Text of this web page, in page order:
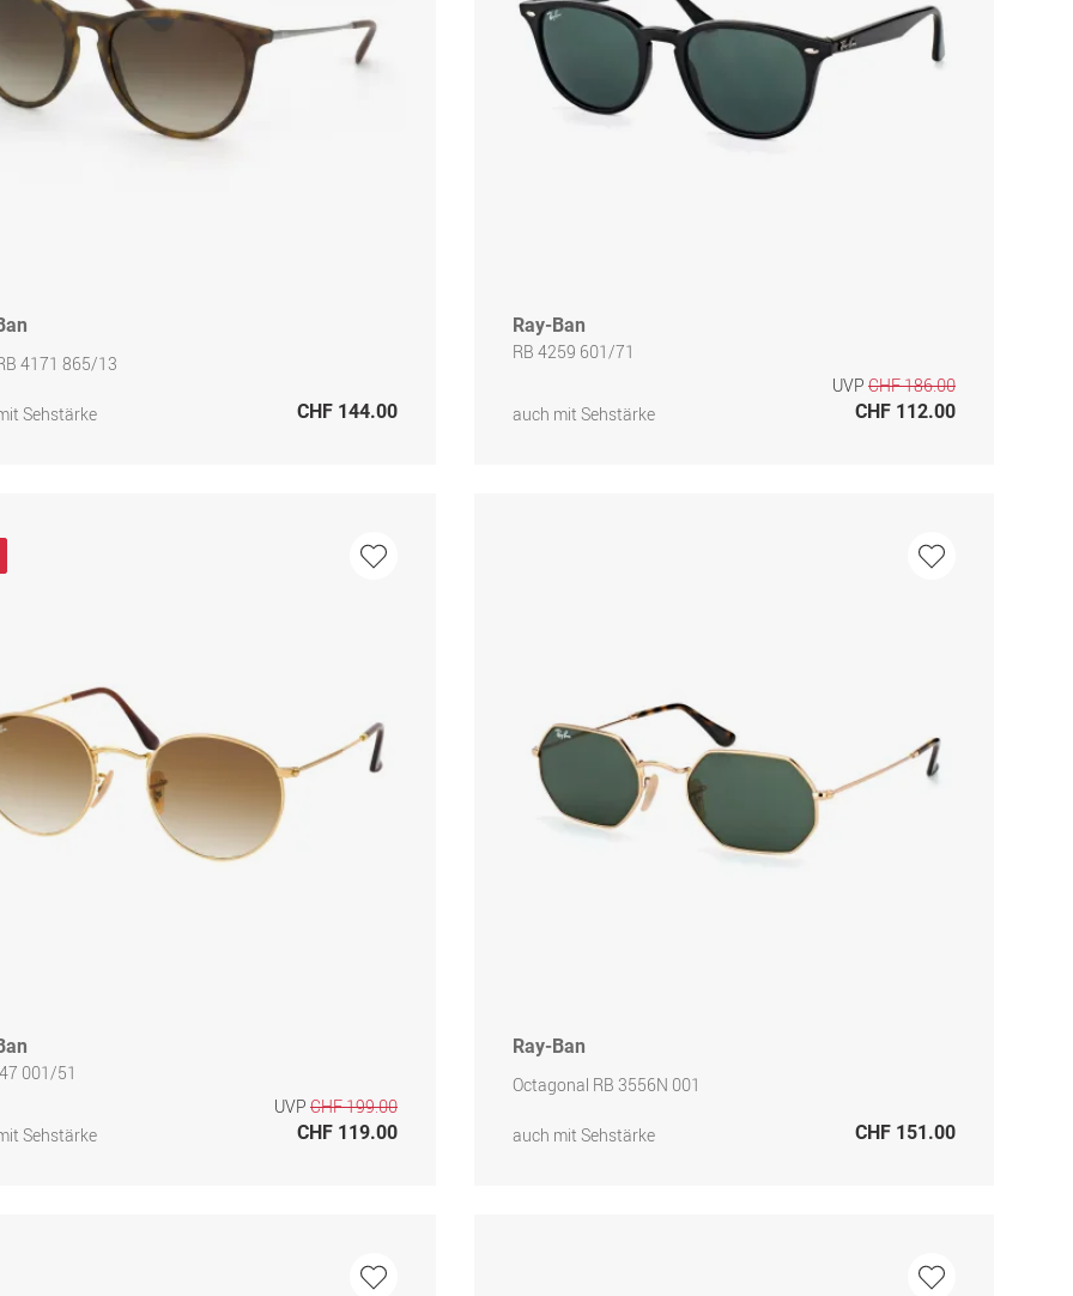
4171 865/13
Sehstärke CHF 144.00
Ray-Ban
RB 4259 601/71
auch mit Sehstärke
UVP CHF 186.00
CHF 112.00
001/51
Sehstärke
UVP CHF 199.00
CHF 119.00
Ray-Ban
Octagonal RB 3556N 001
auch mit Sehstärke CHF 151.00